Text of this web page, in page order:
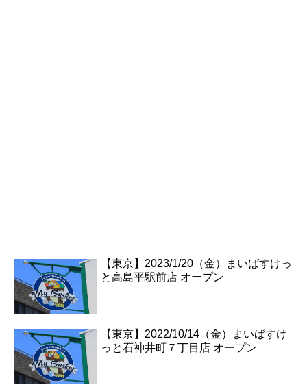
【東京】2023/1/20（金）まいばすけっ
と高島平駅前店 オープン
【東京】2022/10/14（金）まいばすけ
っと石神井町７丁目店 オープン